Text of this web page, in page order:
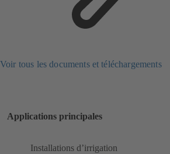
Voir tous les documents et téléchargements
Applications principales
Installations d’irrigation